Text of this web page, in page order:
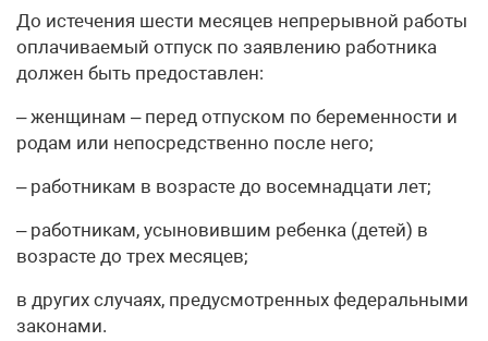
До истечения шести месяцев непрерывной работы
оплачиваемый отпуск по заявлению работника
должен быть предоставлен:
– женщинам – перед отпуском по беременности и
родам или непосредственно после него;
– работникам в возрасте до восемнадцати лет;
– работникам, усыновившим ребенка (детей) в
возрасте до трех месяцев;
в других случаях, предусмотренных федеральными
законами.